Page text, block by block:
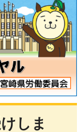
しま